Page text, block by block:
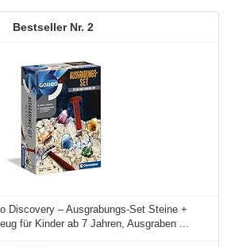
2
Discovery – Ausgrabungs-Set Steine +
für Kinder ab 7 Jahren, Ausgraben ...